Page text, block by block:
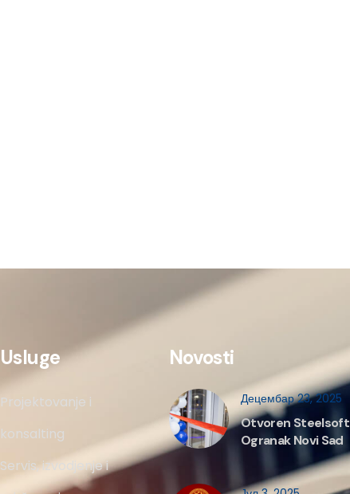
Usluge
Projektovanje i
konsalting
Servis, izvodjenje i
Novosti
Децембар 23, 2025
Otvoren Steelsoft
Ogranak Novi Sad